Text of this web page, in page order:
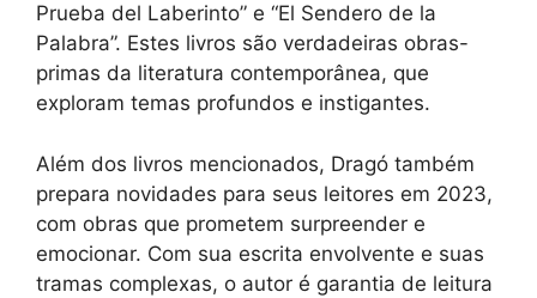
Prueba del Laberinto” e “El Sendero de la
Palabra”. Estes livros são verdadeiras obras-
primas da literatura contemporânea, que
exploram temas profundos e instigantes.
Além dos livros mencionados, Dragó também
prepara novidades para seus leitores em 2023,
com obras que prometem surpreender e
emocionar. Com sua escrita envolvente e suas
tramas complexas, o autor é garantia de leitura